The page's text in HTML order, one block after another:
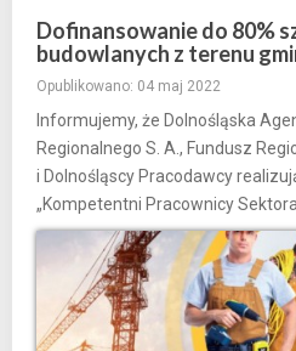
Dofinansowanie do 80%
budowlanych z terenu
Opublikowano: 04 maj 2022
Informujemy, że Dolnośląska
Regionalnego S. A., Fundusz
i Dolnośląscy Pracodawcy
„Kompetentni Pracownicy